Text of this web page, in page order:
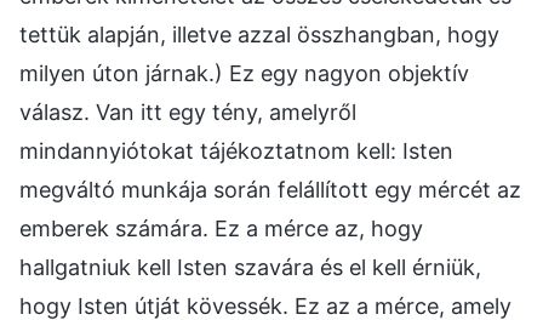
tettük alapján, illetve azzal összhangban, hogy
milyen úton járnak.) Ez egy nagyon objektív
válasz. Van itt egy tény, amelyről
mindannyiótokat tájékoztatnom kell: Isten
megváltó munkája során felállított egy mércét az
emberek számára. Ez a mérce az, hogy
hallgatniuk kell Isten szavára és el kell érniük,
hogy Isten útját kövessék. Ez az a mérce, amely